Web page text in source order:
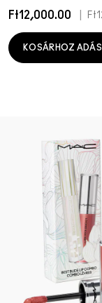
Ft12,000.00
KOSÁRHOZ ADÁS